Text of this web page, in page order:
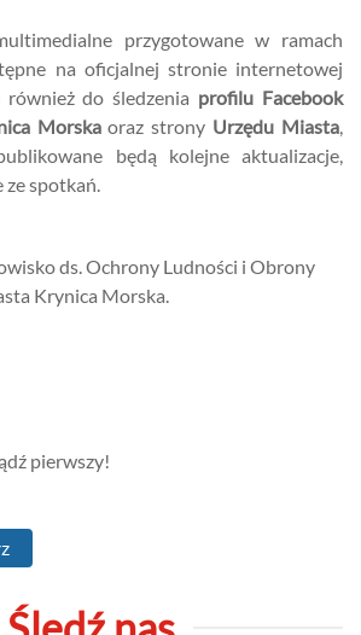
przygotowane w ramach
na oficjalnej stronie internetowej
również do śledzenia profilu Facebook
Morskaoraz strony Urzędu Miasta,
będą kolejne aktualizacje,
ze spotkań.
ds. Ochrony Ludności i Obrony
Krynica Morska.
pierwszy!